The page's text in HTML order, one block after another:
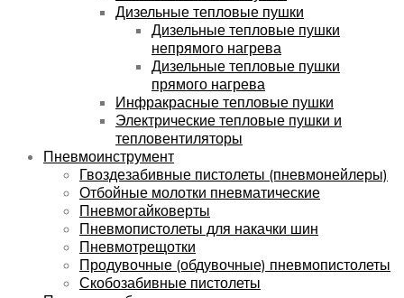
Дизельные тепловые пушки
Дизельные тепловые пушки
непрямого нагрева
Дизельные тепловые пушки
прямого нагрева
Инфракрасные тепловые пушки
Электрические тепловые пушки и
тепловентиляторы
Пневмоинструмент
Гвоздезабивные пистолеты (пневмонейлеры)
Отбойные молотки пневматические
Пневмогайковерты
Пневмопистолеты для накачки шин
Пневмотрещотки
Продувочные (обдувочные) пневмопистолеты
Скобозабивные пистолеты